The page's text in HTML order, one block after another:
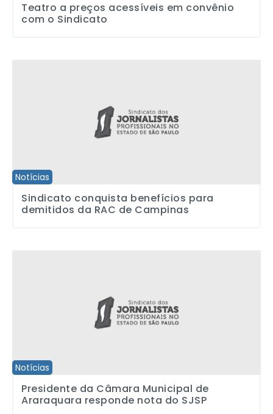
Teatro a preços acessíveis em convênio
com o Sindicato
Notícias
Sindicato conquista benefícios para
demitidos da RAC de Campinas
Notícias
Presidente da Câmara Municipal de
Araraquara responde nota do SJSP